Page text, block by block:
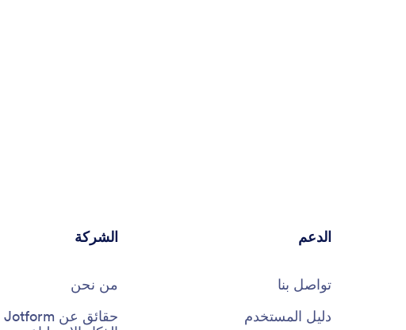
الدعم
تواصل بنا
دليل المستخدم
الشركة
من نحن